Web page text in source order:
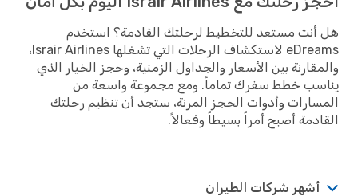
هل أنت مستعد للتخطيط لرحلتك القادمة؟ استخدم
eDreams لاستكشاف الرحلات التي تشغلها Israir Airlines،
والمقارنة بين الأسعار والجداول الزمنية، وحجز الخيار الذي
يناسب خطط سفرك تماماً. ومع مجموعة واسعة من
المسارات وأدوات الحجز المرنة، ستجد أن تنظيم رحلتك
القادمة أصبح أمراً بسيطاً وفعالاً.
أشهر شركات الطيران